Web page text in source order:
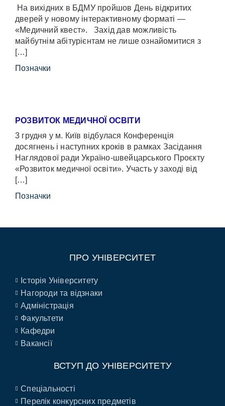
На вихідних в БДМУ пройшов День відкритих
дверей у новому інтерактивному форматі —
«Медичний квест». Захід дав можливість
майбутнім абітурієнтам не лише ознайомитися з
[…]
Позначки
РОЗВИТОК МЕДИЧНОЇ ОСВІТИ
3 грудня у м. Київ відбулася Конференція
досягнень і наступних кроків в рамках Засідання
Наглядової ради Україно-швейцарського Проєкту
«Розвиток медичної освіти». Участь у заході від
[…]
Позначки
ПРО УНІВЕРСИТЕТ
Історія Університету
Нагороди та відзнаки
Адміністрація
Факультети
Кафедри
Вакансії
ВСТУП ДО УНІВЕРСИТЕТУ
Спеціальності
Перелік конкурсних предметів